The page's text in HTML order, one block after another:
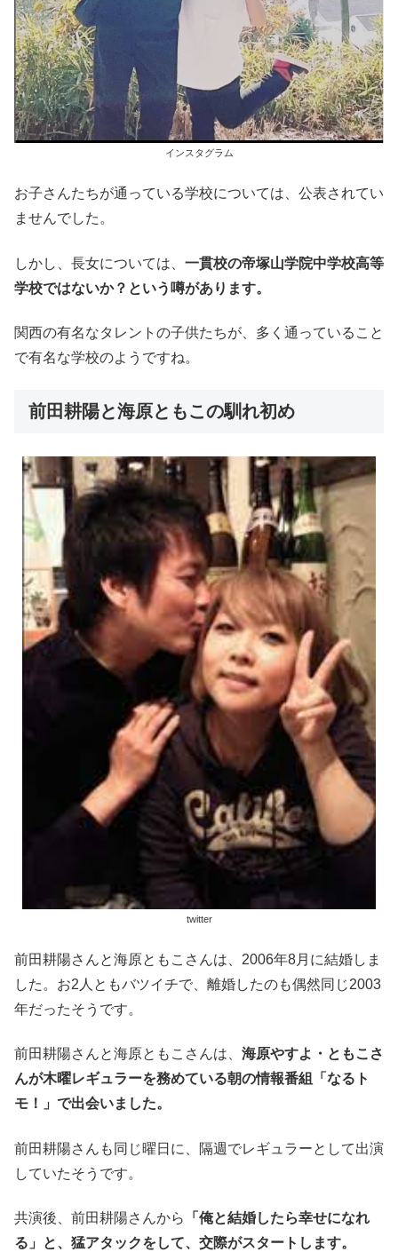
インスタグラム
お子さんたちが通っている学校については、公表されてい
ませんでした。
しかし、長女については、 一貫校の帝塚山学院中学校高等
学校ではないか？という噂があります。
関西の有名なタレントの子供たちが、多く通っていること
で有名な学校のようですね。
前田耕陽と海原ともこの馴れ初め
twitter
前田耕陽さんと海原ともこさんは、2006年8月に結婚しま
した。お2人ともバツイチで、離婚したのも偶然同じ2003
年だったそうです。
前田耕陽さんと海原ともこさんは、 海原やすよ・ともこさ
んが木曜レギュラーを務めている朝の情報番組「なるト
モ！」で出会いました。
前田耕陽さんも同じ曜日に、隔週でレギュラーとして出演
していたそうです。
共演後、前田耕陽さんから
「俺と結婚したら幸せになれ
る」と、猛アタックをして、交際がスタートします。